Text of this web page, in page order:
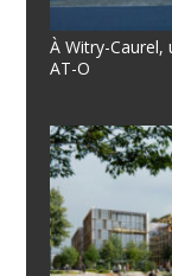
À Witry-
AT-O